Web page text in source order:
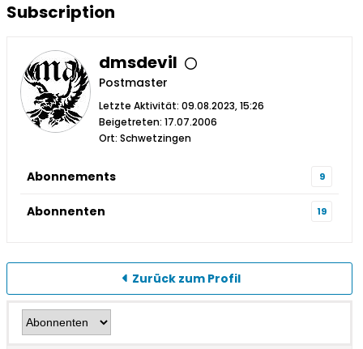
Subscription
dmsdevil
Postmaster
Letzte Aktivität: 09.08.2023, 15:26
Beigetreten: 17.07.2006
Ort: Schwetzingen
Abonnements 9
Abonnenten 19
Zurück zum Profil